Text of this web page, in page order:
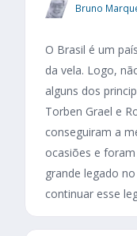
Bruno
O Brasil é um
da vela. Logo,
alguns dos
Torben Grael e
conseguiram a
ocasiões e
grande legado
continuar esse